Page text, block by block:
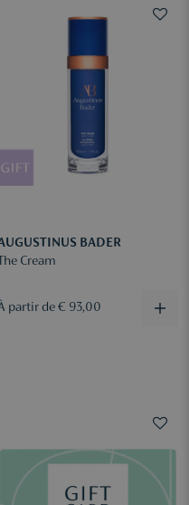
BADER
The Cream
partir de € 93,00